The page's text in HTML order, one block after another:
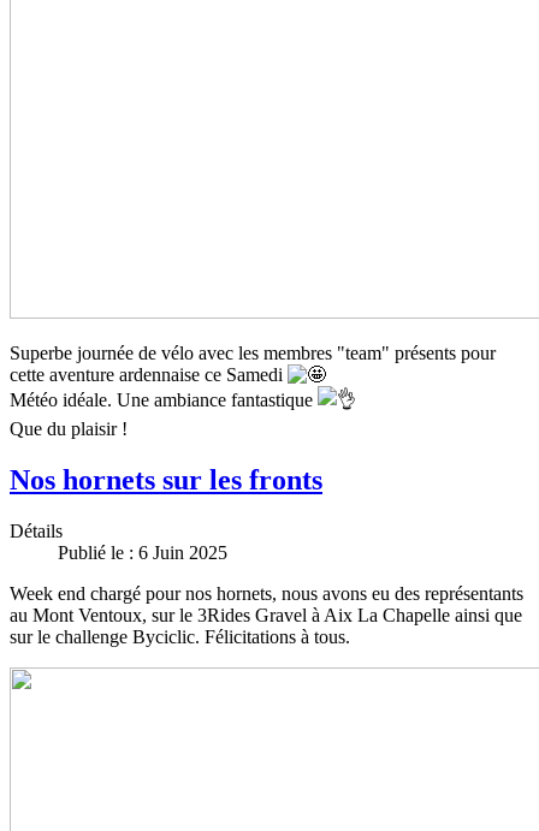
Superbe journée de vélo avec les membres "team" présents pour
cette aventure ardennaise ce Samedi
Météo idéale. Une ambiance fantastique
Que du plaisir !
Nos hornets sur les fronts
Détails
Publié le : 6 Juin 2025
Week end chargé pour nos hornets, nous avons eu des représentants
au Mont Ventoux, sur le 3Rides Gravel à Aix La Chapelle ainsi que
sur le challenge Byciclic. Félicitations à tous.